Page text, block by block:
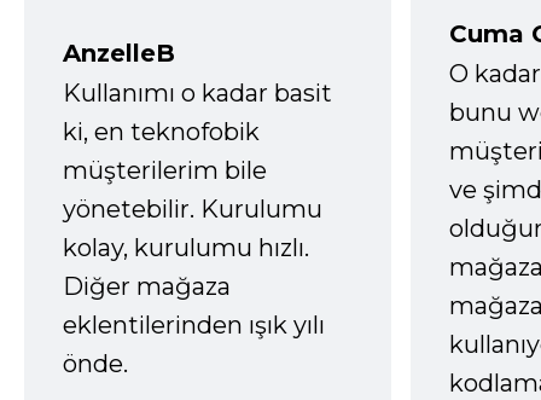
AnzelleB
Kullanımı o kadar basit
ki, en teknofobik
müşterilerim bile
yönetebilir. Kurulumu
kolay, kurulumu hızlı.
Diğer mağaza
eklentilerinden ışık yılı
önde.
Cuma
O
bunu
ve